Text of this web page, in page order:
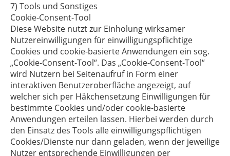
7) Tools und Sonstiges
Cookie-Consent-Tool
Diese Website nutzt zur Einholung wirksamer
Nutzereinwilligungen für einwilligungspflichtige
Cookies und cookie-basierte Anwendungen ein sog.
„Cookie-Consent-Tool“. Das „Cookie-Consent-Tool“
wird Nutzern bei Seitenaufruf in Form einer
interaktiven Benutzeroberfläche angezeigt, auf
welcher sich per Häkchensetzung Einwilligungen für
bestimmte Cookies und/oder cookie-basierte
Anwendungen erteilen lassen. Hierbei werden durch
den Einsatz des Tools alle einwilligungspflichtigen
Cookies/Dienste nur dann geladen, wenn der jeweilige
Nutzer entsprechende Einwilligungen per